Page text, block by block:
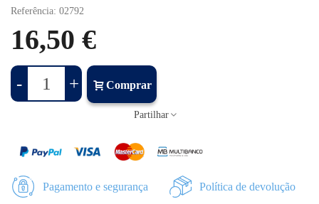
Referência: 02792
16,50 €
- + Comprar
Partilhar
Pagamento e segurança Política de devolução